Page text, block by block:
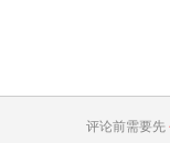
评论前需要先